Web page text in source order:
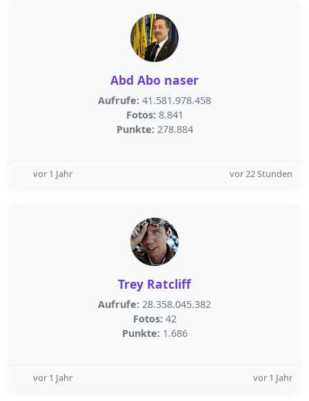
Abd Abo naser
Aufrufe: 41.581.978.458
Fotos: 8.841
Punkte: 278.884
vor 1 Jahr vor 22 Stunden
Trey Ratcliff
Aufrufe: 28.358.045.382
Fotos: 42
Punkte: 1.686
vor 1 Jahr vor 1 Jahr